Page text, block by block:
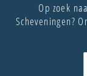
Op zoek
Scheveningen?